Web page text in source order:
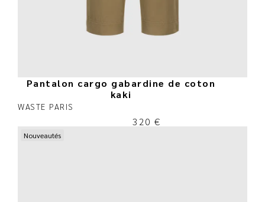
Pantalon cargo gabardine de coton
kaki
WASTE PARIS
320 €
Nouveautés